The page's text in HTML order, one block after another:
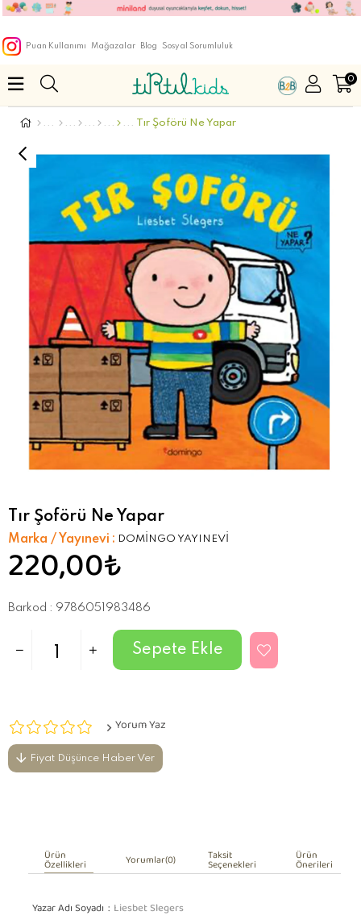
Puan Kullanımı Mağazalar Blog Sosyal Sorumluluk
0
Tır Şoförü Ne Yapar
Tır Şoförü Ne Yapar
Marka / Yayınevi : DOMİNGO YAYINEVİ
220,00₺
Barkod : 9786051983486
Yorum Yaz
Fiyat Düşünce Haber Ver
Ürün
Özellikleri Yorumlar(0) Taksit
Seçenekleri Ürün
Önerileri
Yazar Adı Soyadı Liesbet Slegers